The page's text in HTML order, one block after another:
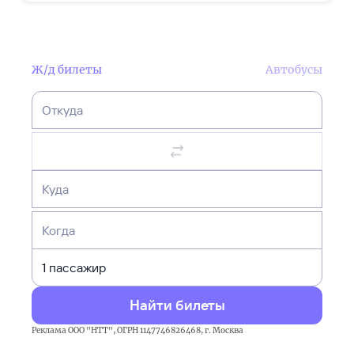
Москве
на
метро,
автобусе,
автомобиле.
Подробные
маршруты,
время
пути,
проезда
Ж/д билеты Автобусы
Откуда
Куда
Когда
Найти билеты
Реклама ООО "НТТ", ОГРН 1147746826468, г. Москва